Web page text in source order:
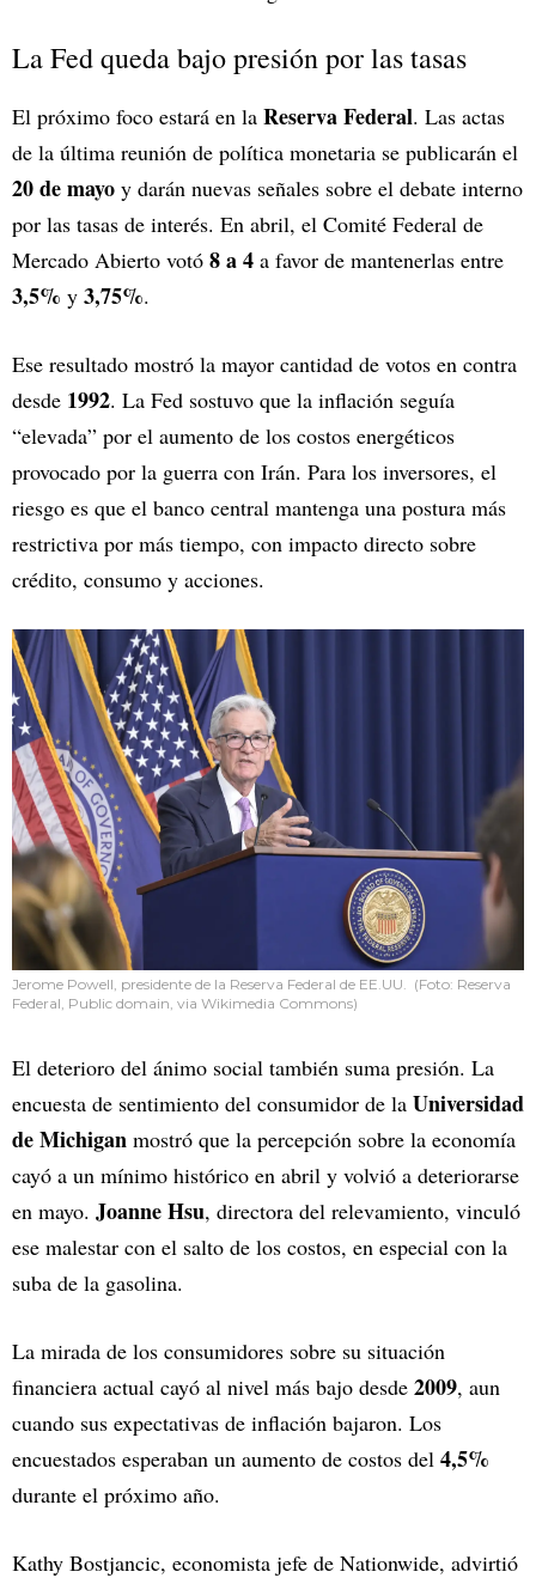
La Fed queda bajo presión por las tasas
El próximo foco estará en la Reserva Federal. Las actas
de la última reunión de política monetaria se publicarán el
20 de mayo y darán nuevas señales sobre el debate interno
por las tasas de interés. En abril, el Comité Federal de
Mercado Abierto votó 8 a 4 a favor de mantenerlas entre
3,5% y 3,75%.
Ese resultado mostró la mayor cantidad de votos en contra
desde 1992. La Fed sostuvo que la inflación seguía
“elevada” por el aumento de los costos energéticos
provocado por la guerra con Irán. Para los inversores, el
riesgo es que el banco central mantenga una postura más
restrictiva por más tiempo, con impacto directo sobre
crédito, consumo y acciones.
Jerome Powell, presidente de la Reserva Federal de EE.UU. (Foto: Reserva
Federal, Public domain, via Wikimedia Commons)
El deterioro del ánimo social también suma presión. La
encuesta de sentimiento del consumidor de la Universidad
de Michigan mostró que la percepción sobre la economía
cayó a un mínimo histórico en abril y volvió a deteriorarse
en mayo. Joanne Hsu, directora del relevamiento, vinculó
ese malestar con el salto de los costos, en especial con la
suba de la gasolina.
La mirada de los consumidores sobre su situación
financiera actual cayó al nivel más bajo desde 2009, aun
cuando sus expectativas de inflación bajaron. Los
encuestados esperaban un aumento de costos del 4,5%
durante el próximo año.
Kathy Bostjancic, economista jefe de Nationwide, advirtió